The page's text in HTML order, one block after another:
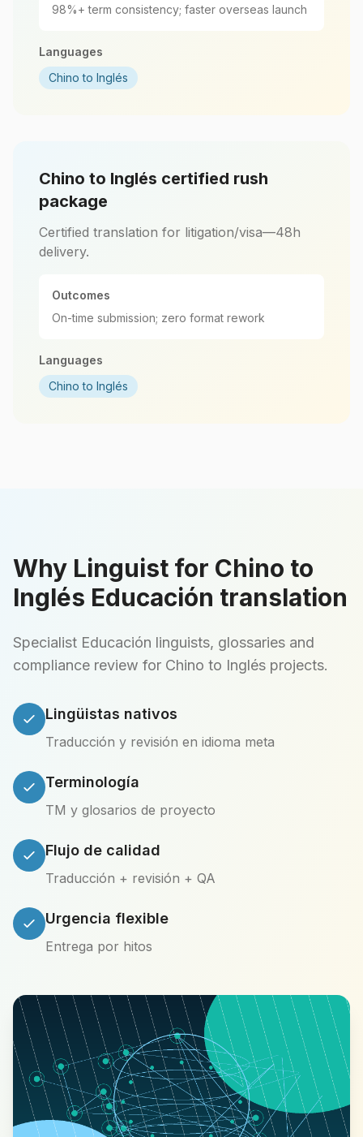
98%+ term consistency; faster overseas launch
Languages
Chino to Inglés
Chino to Inglés certified rush
package
Certified translation for litigation/visa—48h
delivery.
Outcomes
On-time submission; zero format rework
Languages
Chino to Inglés
Why Linguist for Chino to
Inglés Educación translation
Specialist Educación linguists, glossaries and
compliance review for Chino to Inglés projects.
Lingüistas nativos
Traducción y revisión en idioma meta
Terminología
TM y glosarios de proyecto
Flujo de calidad
Traducción + revisión + QA
Urgencia flexible
Entrega por hitos